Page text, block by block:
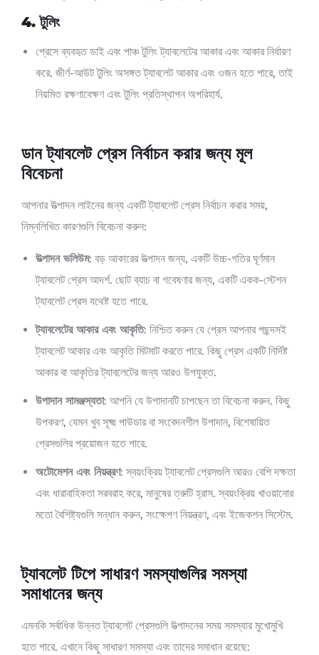
4. টুলিং
প্রেসে ব্যবহৃত ডাই এবং পাঞ্চ টুলিং ট্যাবলেটের আকার এবং আকার নির্ধারণ
করে. জীর্ণ-আউট টুলিং অসঙ্গত ট্যাবলেট আকার এবং ওজন হতে পারে, তাই
নিয়মিত রক্ষণাবেক্ষণ এবং টুলিং প্রতিস্থাপন অপরিহার্য.
ডান ট্যাবলেট প্রেস নির্বাচন করার জন্য মূল
বিবেচনা
আপনার উত্পাদন লাইনের জন্য একটি ট্যাবলেট প্রেস নির্বাচন করার সময়,
নিম্নলিখিত কারণগুলি বিবেচনা করুন:
উত্পাদন ভলিউম: বড় আকারের উত্পাদন জন্য, একটি উচ্চ-গতির ঘূর্ণমান
ট্যাবলেট প্রেস আদর্শ. ছোট ব্যাচ বা গবেষণার জন্য, একটি একক-স্টেশন
ট্যাবলেট প্রেস যথেষ্ট হতে পারে.
ট্যাবলেটের আকার এবং আকৃতি: নিশ্চিত করুন যে প্রেস আপনার পছন্দসই
ট্যাবলেট আকার এবং আকৃতি মিটমাট করতে পারে. কিছু প্রেস একটি নির্দিষ্ট
আকার বা আকৃতির ট্যাবলেটের জন্য আরও উপযুক্ত.
উপাদান সামঞ্জস্যতা: আপনি যে উপাদানটি চাপছেন তা বিবেচনা করুন. কিছু
উপকরণ, যেমন খুব সূক্ষ্ম পাউডার বা সংবেদনশীল উপাদান, বিশেষায়িত
প্রেসগুলির প্রয়োজন হতে পারে.
অটোমেশন এবং নিয়ন্ত্রণ: স্বয়ংক্রিয় ট্যাবলেট প্রেসগুলি আরও বেশি দক্ষতা
এবং ধারাবাহিকতা সরবরাহ করে, মানুষের ত্রুটি হ্রাস. স্বয়ংক্রিয় খাওয়ানোর
মতো বৈশিষ্ট্যগুলি সন্ধান করুন, সংক্ষেপণ নিয়ন্ত্রণ, এবং ইজেকশন সিস্টেম.
ট্যাবলেট টিপে সাধারণ সমস্যাগুলির সমস্যা
সমাধানের জন্য
এমনকি সর্বাধিক উন্নত ট্যাবলেট প্রেসগুলি উত্পাদনের সময় সমস্যার মুখোমুখি
হতে পারে. এখানে কিছু সাধারণ সমস্যা এবং তাদের সমাধান রয়েছে: